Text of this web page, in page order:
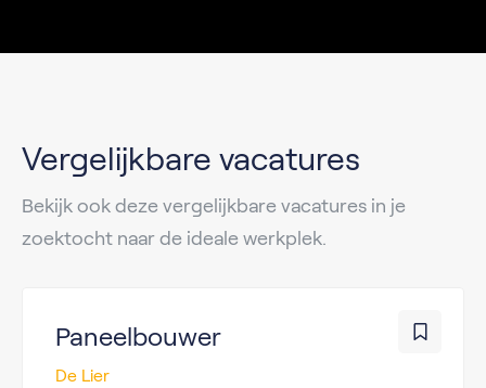
Vergelijkbare vacatures
Bekijk ook deze vergelijkbare vacatures in je
zoektocht naar de ideale werkplek.
Paneelbouwer
De Lier